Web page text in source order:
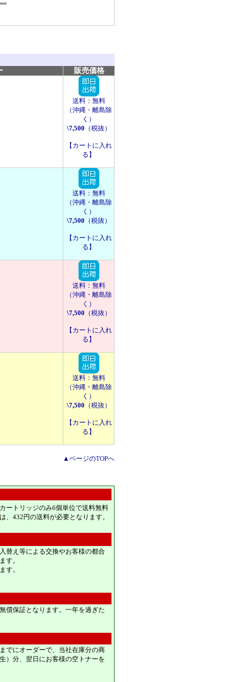
販売価格
送料：無料
（沖縄・離島除
く）
\7,500 （税抜）
【カートに入れ
る】
送料：無料
（沖縄・離島除
く）
\7,500 （税抜）
【カートに入れ
る】
送料：無料
（沖縄・離島除
く）
\7,500 （税抜）
【カートに入れ
る】
送料：無料
（沖縄・離島除
く）
\7,500 （税抜）
【カートに入れ
る】
▲ページのTOPへ
ートリッジのみ6個単位で送料無料
、432円の送料が必要となります。
替え等による交換やお客様の都合
す。
す。
償保証となります。一年を過ぎた
でにオーダーで、当社在庫分の商
）分、翌日にお客様の空トナーを